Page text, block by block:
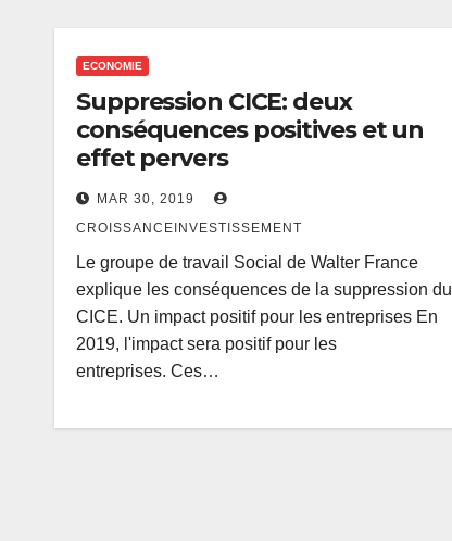
ECONOMIE
Suppression CICE: deux
conséquences positives et un
effet pervers
MAR 30, 2019
CROISSANCEINVESTISSEMENT
Le groupe de travail Social de Walter France
explique les conséquences de la suppression du
CICE. Un impact positif pour les entreprises En
2019, l'impact sera positif pour les
entreprises. Ces…